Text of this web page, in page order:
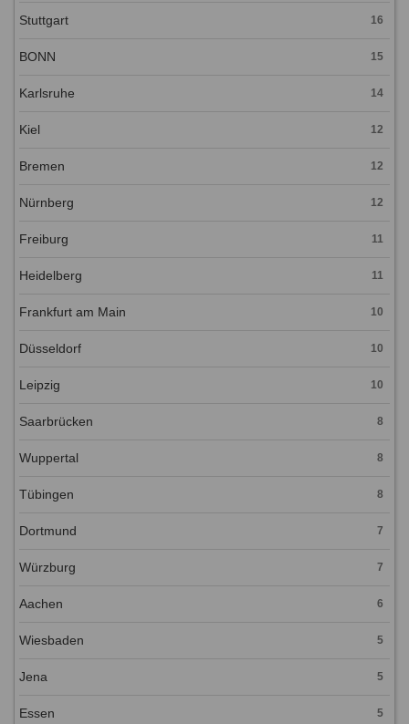
Stuttgart 16
BONN 15
Karlsruhe 14
Kiel 12
Bremen 12
Nürnberg 12
Freiburg 11
Heidelberg 11
Frankfurt am Main 10
Düsseldorf 10
Leipzig 10
Saarbrücken 8
Wuppertal 8
Tübingen 8
Dortmund 7
Würzburg 7
Aachen 6
Wiesbaden 5
Jena 5
Essen 5